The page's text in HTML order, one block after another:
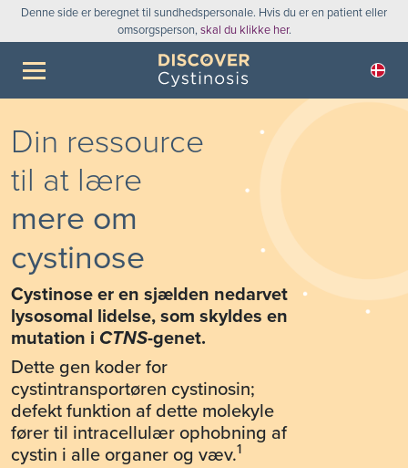
Denne side er beregnet til sundhedspersonale. Hvis du er en patient eller
omsorgsperson,skal du klikke her.
Din ressource
til at lære
mere om
cystinose
Cystinose er en sjælden nedarvet
lysosomal lidelse, som skyldes en
mutation i CTNS-genet.
Dette gen koder for
cystintransportøren cystinosin;
defekt funktion af dette molekyle
fører til intracellulær ophobning af
cystin i alle organer og væv.1